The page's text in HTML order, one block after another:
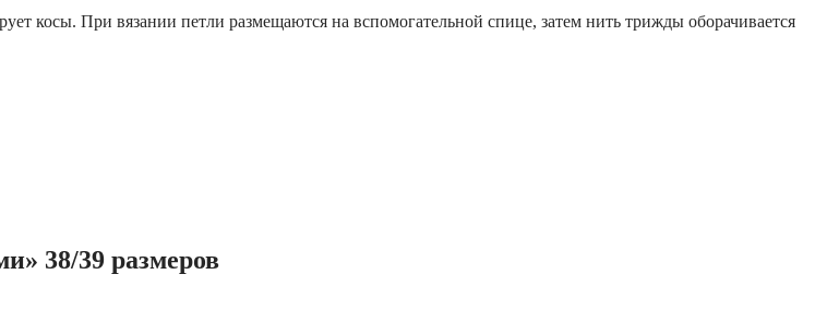
косы. При вязании петли размещаются на вспомогательной спице, затем нить трижды оборачивается
38/39 размеров